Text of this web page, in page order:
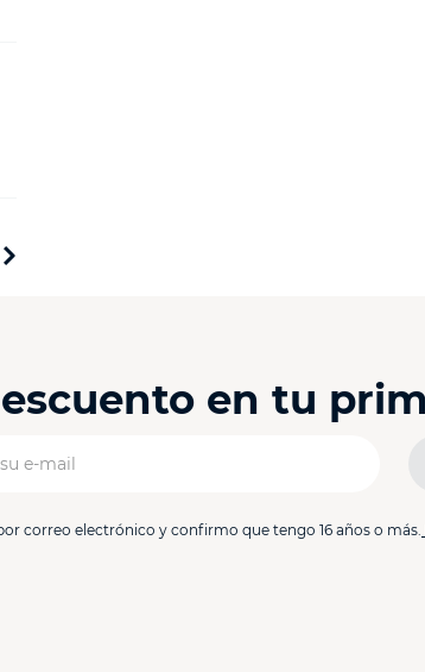
en tu
correo electrónico y confirmo que tengo 16 años o más.